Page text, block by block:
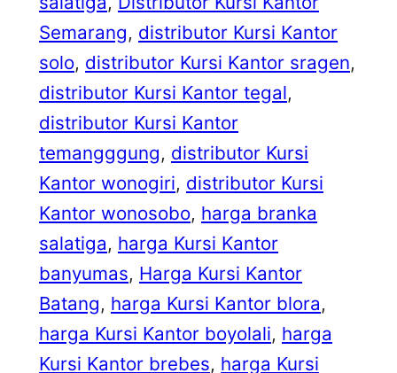
Semarang, distributor Kursi Kantor
solo, distributor Kursi Kantor sragen
distributor Kursi Kantor tegal
distributor Kursi Kantor
temangggung, distributor Kursi
Kantor wonogiri, distributor Kursi
Kantor wonosobo, harga branka
salatiga, harga Kursi Kantor
banyumas, Harga Kursi Kantor
Batang, harga Kursi Kantor blora
harga Kursi Kantor boyolali, harga
Kursi Kantor brebes, harga Kursi